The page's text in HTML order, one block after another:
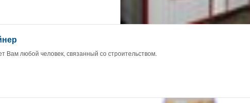
Вам любой человек, связанный со строительством.